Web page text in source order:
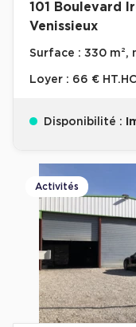
101 Boulevard
Venissieux
Surface : 330 m²,
Loyer : 66 €
Disponibilité :
Activités